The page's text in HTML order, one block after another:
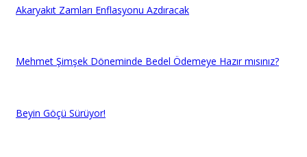
Akaryakıt Zamları Enflasyonu Azdıracak
Mehmet Şimşek Döneminde Bedel Ödemeye Hazır mısınız?
Beyin Göçü Sürüyor!